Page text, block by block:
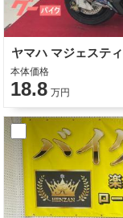
本体価格
18.8 万円